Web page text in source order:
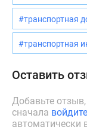
авторы
проекте
Контакты
сайте
Дзен
#транспортная
#транспортная
Оставить
Добавьте
сначала
автоматически